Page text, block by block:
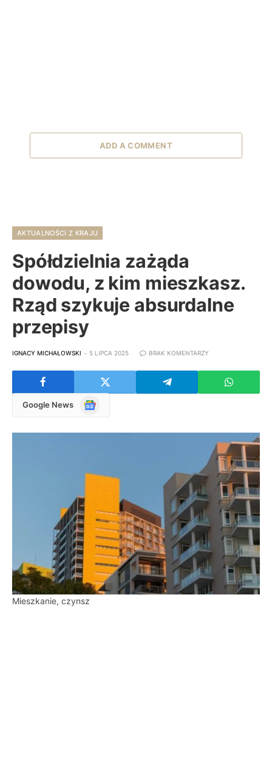
ADD A COMMENT
AKTUALNOŚCI Z KRAJU
Spółdzielnia zażąda
dowodu, z kim mieszkasz.
Rząd szykuje absurdalne
przepisy
IGNACY MICHAŁOWSKI 5 LIPCA 2025 BRAK KOMENTARZY
Google News
Google
Mieszkanie, czynsz